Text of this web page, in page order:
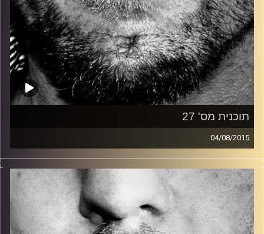
תוכנית מס' 27
04/08/2015
זיפים, מוזיקה מחוספסת של הופעות חיות. הרבה ג'אם, רוק,
בלוז, bluegrass, ג'אז, Fאנק, פרוגרסיב ואפילו אלקטרוניקה.
כל מה שחי, אמיתי ונושם.
עם שמוליק רגב.
קרדיט תמונות: David Goehring